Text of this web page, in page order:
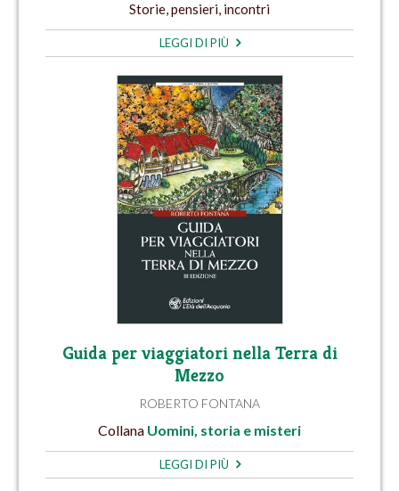
Storie, pensieri, incontri
LEGGI DI PIÙ
Guida per viaggiatori nella Terra di
Mezzo
ROBERTO FONTANA
Collana Uomini, storia e misteri
LEGGI DI PIÙ